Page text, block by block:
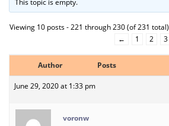
Viewing 10 posts - 221 through 230 (of 231 total)
←
1 2 3
Author Posts
June 29, 2020 at 1:33 pm
voronw